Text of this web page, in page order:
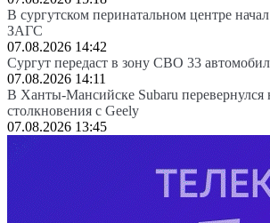
В сургутском перинатальном центре
ЗАГС
07.08.2026 14:42
Сургут передаст в зону СВО 33
07.08.2026 14:11
В Ханты-Мансийске Subaru перевернулся
столкновения с Geely
07.08.2026 13:45